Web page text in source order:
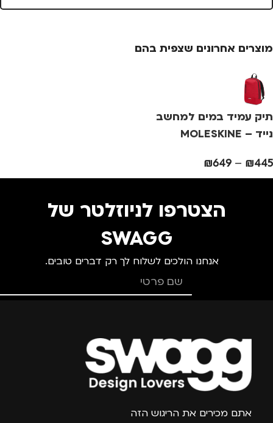
מוצרים אחרונים שצפית בהם
תיק עמיד במים למחשב
נייד – MOLESKINE
₪445
–
₪649
הצטרפו לניוזלטר של
SWAGG
אנחנו הולכים לשלוח לך רק דברים טובים.
צרפו אותי למועדון
אתם מכירים את הריגוש הזה